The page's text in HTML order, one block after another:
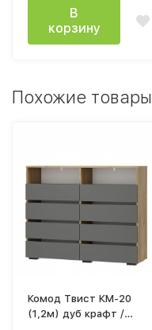
В
корзину
Похожие товары
Комод Твист КМ-20
(1,2м) дуб крафт /